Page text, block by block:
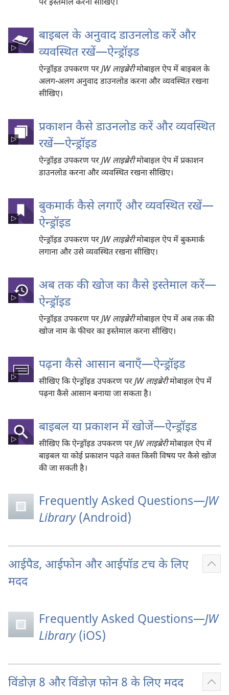
पर इस्तेमाल करना सीखिए।
बाइबल के अनुवाद डाउनलोड करें और
व्यवस्थित रखें—ऐन्ड्रॉइड
ऐन्ड्रॉइड उपकरण परJW लाइब्रेरीमोबाइल ऐप में बाइबल के
अलग-अलग अनुवाद डाउनलोड करना और व्यवस्थित रखना
सीखिए।
प्रकाशन कैसे डाउनलोड करें और व्यवस्थित
रखें—ऐन्ड्रॉइड
ऐन्ड्रॉइड उपकरण परJW लाइब्रेरीमोबाइल ऐप में प्रकाशन
डाउनलोड करना और व्यवस्थित रखना सीखिए।
बुकमार्क कैसे लगाएँ और व्यवस्थित रखें—
ऐन्ड्रॉइड
ऐन्ड्रॉइड उपकरण परJW लाइब्रेरीमोबाइल ऐप में बुकमार्क
लगाना और उसे व्यवस्थित रखना सीखिए।
अब तक की खोज का कैसे इस्तेमाल करें—
ऐन्ड्रॉइड
ऐन्ड्रॉइड उपकरण परJW लाइब्रेरीमोबाइल ऐप में अब तक की
खोज नाम के फीचर का इस्तेमाल करना सीखिए।
पढ़ना कैसे आसान बनाएँ—ऐन्ड्रॉइड
सीखिए कि ऐन्ड्रॉइड उपकरण परJW लाइब्रेरीमोबाइल ऐप में
पढ़ना कैसे आसान बनाया जा सकता है।
बाइबल या प्रकाशन में खोजें—ऐन्ड्रॉइड
सीखिए कि ऐन्ड्रॉइड उपकरण परJW लाइब्रेरीमोबाइल ऐप में
बाइबल या कोई प्रकाशन पढ़ते वक्‍त किसी विषय पर कैसे खोज
की जा सकती है।
Frequently Asked Questions​—JW
Library (Android)
आईपैड, आईफोन और आईपॉड टच के लिए
मदद
Frequently Asked Questions​—JW
Library (iOS)
विंडोज़ 8 और विंडोज़ फोन 8 के लिए मदद